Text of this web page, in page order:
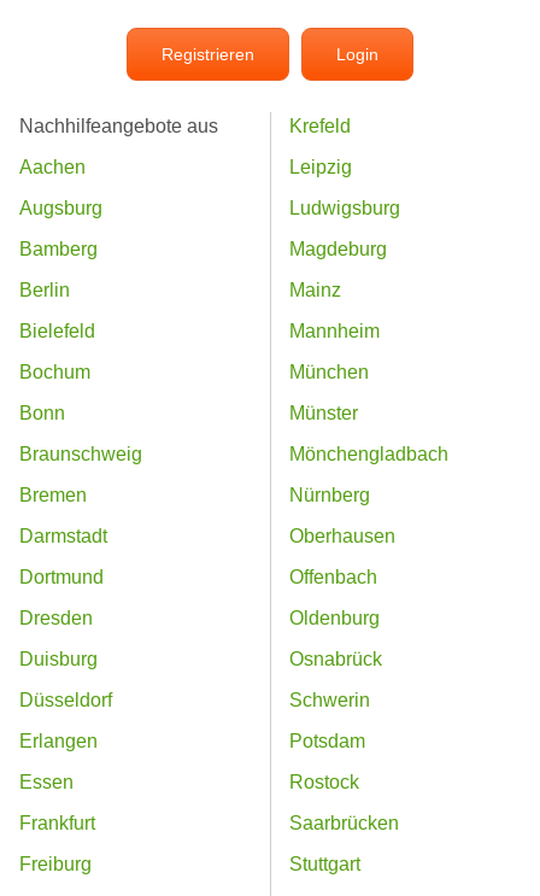
Registrieren Login
Nachhilfeangebote aus
Aachen
Augsburg
Bamberg
Berlin
Bielefeld
Bochum
Bonn
Braunschweig
Bremen
Darmstadt
Dortmund
Dresden
Duisburg
Düsseldorf
Erlangen
Essen
Frankfurt
Freiburg
Krefeld
Leipzig
Ludwigsburg
Magdeburg
Mainz
Mannheim
München
Münster
Mönchengladbach
Nürnberg
Oberhausen
Offenbach
Oldenburg
Osnabrück
Schwerin
Potsdam
Rostock
Saarbrücken
Stuttgart